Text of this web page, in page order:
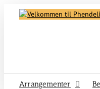
Arrangementer